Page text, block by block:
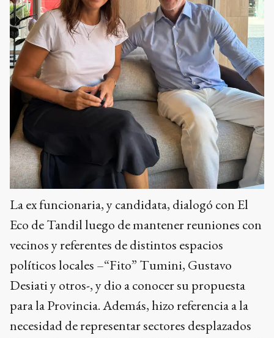
La ex funcionaria, y candidata, dialogó con El
Eco de Tandil luego de mantener reuniones con
vecinos y referentes de distintos espacios
políticos locales –“Fito” Tumini, Gustavo
Desiati y otros-, y dio a conocer su propuesta
para la Provincia. Además, hizo referencia a la
necesidad de representar sectores desplazados